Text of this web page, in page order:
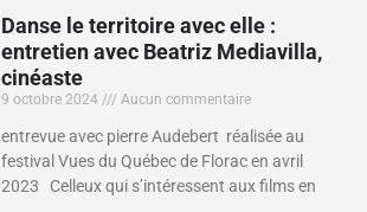
Danse le territoire avec elle :
entretien avec Beatriz Mediavilla,
cinéaste
9 octobre 2024 Aucun commentaire
entrevue avec pierre Audebert réalisée au
festival Vues du Québec de Florac en avril
2023 Celleux qui s’intéressent aux films en